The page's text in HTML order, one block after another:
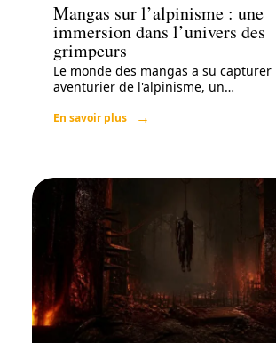
Mangas sur l’alpinisme : une
immersion dans l’univers des
grimpeurs
Le monde des mangas a su
aventurier de l'alpinisme, un…
En savoir plus